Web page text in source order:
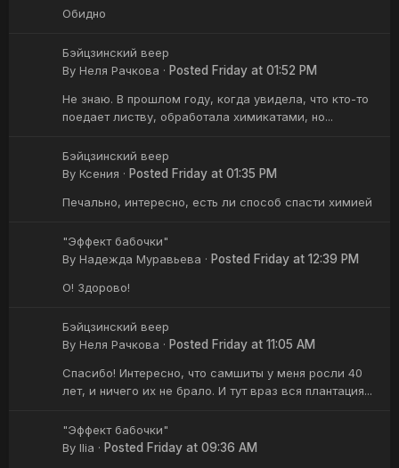
Обидно
Бэйцзинский веер
By Неля Рачкова · Posted Friday at 01:52 PM
Не знаю. В прошлом году, когда увидела, что кто-то
поедает листву, обработала химикатами, но...
Бэйцзинский веер
By Ксения · Posted Friday at 01:35 PM
Печально, интересно, есть ли способ спасти химией
"Эффект бабочки"
By Надежда Муравьева · Posted Friday at 12:39 PM
О! Здорово!
Бэйцзинский веер
By Неля Рачкова · Posted Friday at 11:05 AM
Спасибо! Интересно, что самшиты у меня росли 40
лет, и ничего их не брало. И тут враз вся плантация...
"Эффект бабочки"
By Ilia · Posted Friday at 09:36 AM